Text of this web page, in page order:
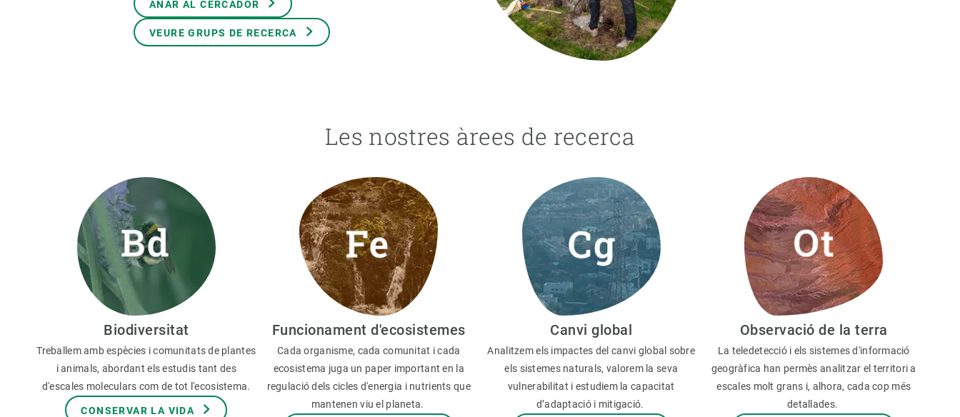
ANAR AL CERCADOR
VEURE GRUPS DE RECERCA
Les nostres àrees de recerca
Biodiversitat
Treballem amb espècies i comunitats de plantes
i animals, abordant els estudis tant des
d'escales moleculars com de tot l'ecosistema.
CONSERVAR LA VIDA
Funcionament d'ecosistemes
Cada organisme, cada comunitat i cada
ecosistema juga un paper important en la
regulació dels cicles d'energia i nutrients que
mantenen viu el planeta.
Canvi global
Analitzem els impactes del canvi global sobre
els sistemes naturals, valorem la seva
vulnerabilitat i estudiem la capacitat
d’adaptació i mitigació.
Observació de la terra
La teledetecció i els sistemes d'informació
geogràfica han permès analitzar el territori a
escales molt grans i, alhora, cada cop més
detallades.
Equitat, Diversitat i Inclusió (EDI)
Observació de la terra
Temes transversals
Publicacions
Programa de màsters i doctorat
Vine de visitant o sabàtic
Segell de bones pràctiques HRS4R
T’oferim formació